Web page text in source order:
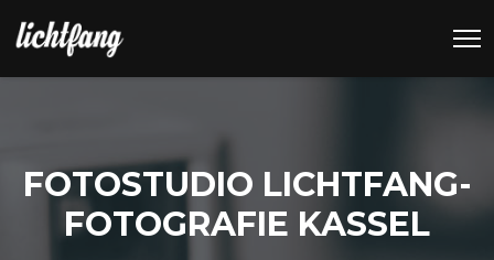
FOTOSTUDIO LICHTFANG-
FOTOGRAFIE KASSEL